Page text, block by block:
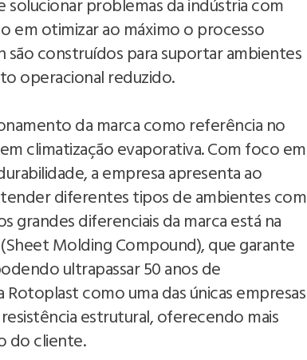
solucionar problemas da indústria com
em otimizar ao máximo o processo
são construídos para suportar ambientes
operacional reduzido.
da marca como referência no
climatização evaporativa. Com foco em
a empresa apresenta ao
diferentes tipos de ambientes com
grandes diferenciais da marca está na
Molding Compound), que garante
ultrapassar 50 anos de
como uma das únicas empresas
estrutural, oferecendo mais
do cliente.